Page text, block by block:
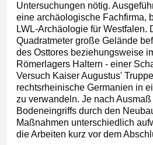
Untersuchungen nötig.
eine archäologische Fachfirma,
LWL-Archäologie für Westfalen.
Quadratmeter große Gelände
des Osttores beziehungsweise
Römerlagers Haltern - einer
Versuch Kaiser Augustus'
rechtsrheinische Germanien in
zu verwandeln. Je nach
Bodeneingriffs durch den
Maßnahmen unterschiedlich
die Arbeiten kurz vor dem